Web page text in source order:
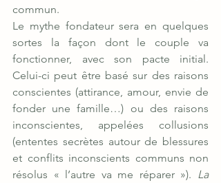
commun.
Le mythe fondateur sera en quelques
sortes la façon dont le couple va
fonctionner, avec son pacte initial.
Celui-ci peut être basé sur des raisons
conscientes (attirance, amour, envie de
fonder une famille…) ou des raisons
inconscientes, appelées collusions
(ententes secrètes autour de blessures
et conflits inconscients communs non
résolus « l’autre va me réparer »). La